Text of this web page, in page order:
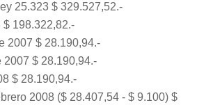
25.323 $ 329.527,52.-
$ 198.322,82.-
2007 $ 28.190,94.-
2007 $ 28.190,94.-
$ 28.190,94.-
2008 ($ 28.407,54 - $ 9.100) $